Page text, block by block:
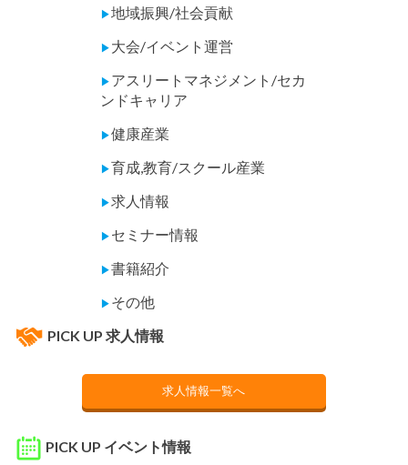
▶地域振興/社会貢献
▶ 大会/イベント運営
▶ アスリートマネジメント/セカ
ンドキャリア
▶健康産業
▶育成,教育/スクール産業
▶求人情報
▶ セミナー情報
▶書籍紹介
▶ その他
PICK UP 求人情報
求人情報一覧へ
PICK UP イベント情報